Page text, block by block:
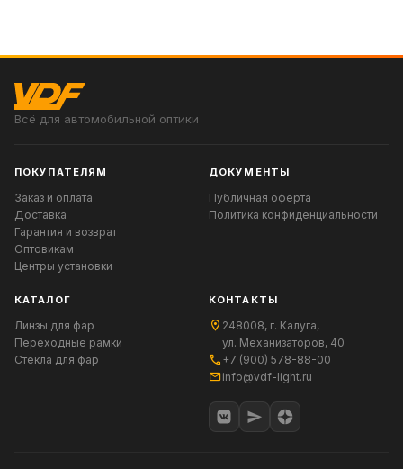
Всё для автомобильной оптики
ПОКУПАТЕЛЯМ
Заказ и оплата
Доставка
Гарантия и возврат
Оптовикам
Центры установки
ДОКУМЕНТЫ
Публичная оферта
Политика конфиденциальности
КАТАЛОГ
Линзы для фар
Переходные рамки
Стекла для фар
КОНТАКТЫ
248008, г. Калуга,
ул. Механизаторов, 40
+7 (900) 578-88-00
info@vdf-light.ru